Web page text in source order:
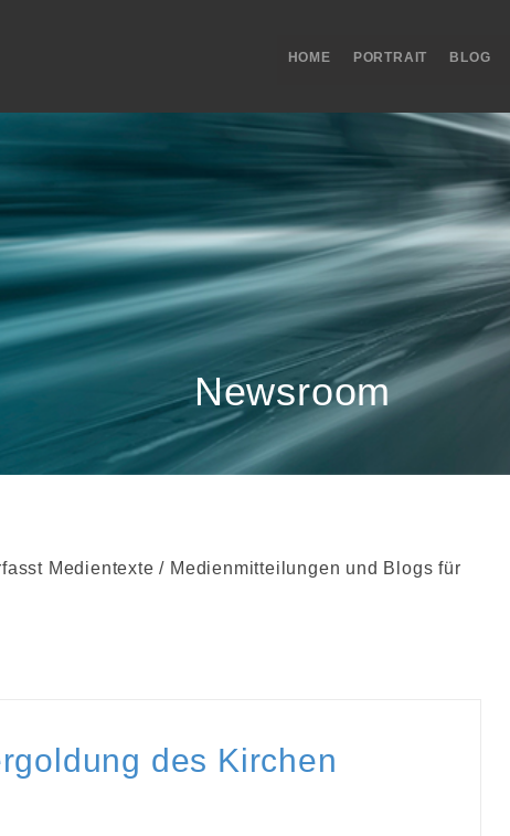
HOME PORTRAIT BLOG
Newsroom
Medientexte / Medienmitteilungen und Blogs für
des Kirchen